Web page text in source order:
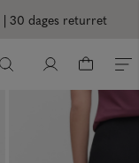
| 30 dages returret